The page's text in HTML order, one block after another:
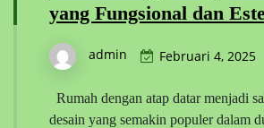
yang Fungsional dan
admin Februari 4, 2025
Rumah dengan atap datar menjadi
desain yang semakin populer dalam